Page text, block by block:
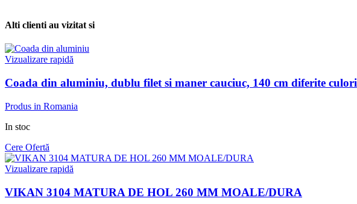
Alti clienti au vizitat si
Vizualizare rapidă
Coada din aluminiu, dublu filet si maner cauciuc, 140 cm diferite culori
Produs in Romania
In stoc
Cere Ofertă
Vizualizare rapidă
VIKAN 3104 MATURA DE HOL 260 MM MOALE/DURA